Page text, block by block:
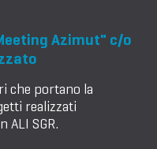
Azimut" c/o
che portano la
realizzati
ALI SGR.